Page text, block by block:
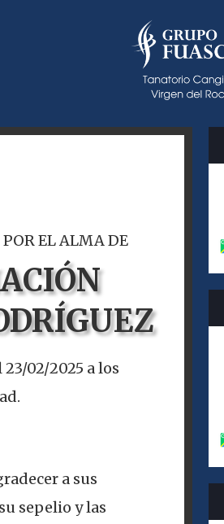
EL ALMA DE
02/2025 a los
a sus
sepelio y las